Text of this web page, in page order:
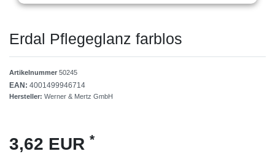
Erdal Pflegeglanz farblos
Artikelnummer 50245
EAN: 4001499946714
Hersteller: Werner & Mertz GmbH
3,62 EUR *